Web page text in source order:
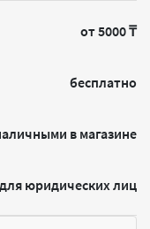
от 5000 ₸
бесплатно
в магазине
для юридических лиц